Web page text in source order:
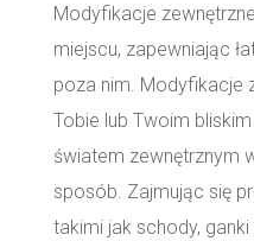
Modyfikacje
miejscu, zapewniając
poza nim. Modyfikacje
Tobie lub Twoim
światem zewnętrznym
sposób. Zajmując się
takimi jak schody,